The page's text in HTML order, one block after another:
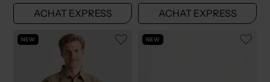
ACHAT EXPRESS ACHAT EXPRESS
NEW NEW